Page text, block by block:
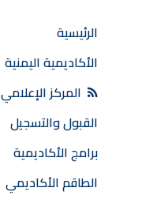
الرئيسية
الأكاديمية اليمنية
المركز الإعلامي
القبول والتسجيل
برامج الأكاديمية
الطاقم الأكاديمي